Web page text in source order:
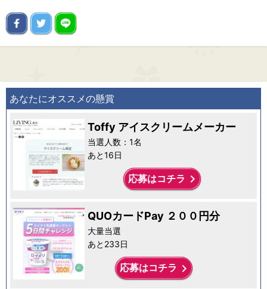
あなたにオススメの懸賞
Toffy アイスクリームメーカー
当選人数：1名
あと16日
応募はコチラ keyboard_arrow_right
QUOカードPay ２００円分
大量当選
あと233日
応募はコチラ keyboard_arrow_right